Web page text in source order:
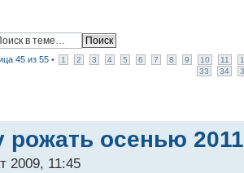
45 из 55 • 1 2 3 4 5 6 7 8 9 10 11
33
34
рожать осенью
2009, 11:45